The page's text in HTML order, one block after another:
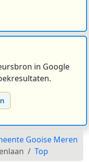
in Google
Gooise Meren
Top